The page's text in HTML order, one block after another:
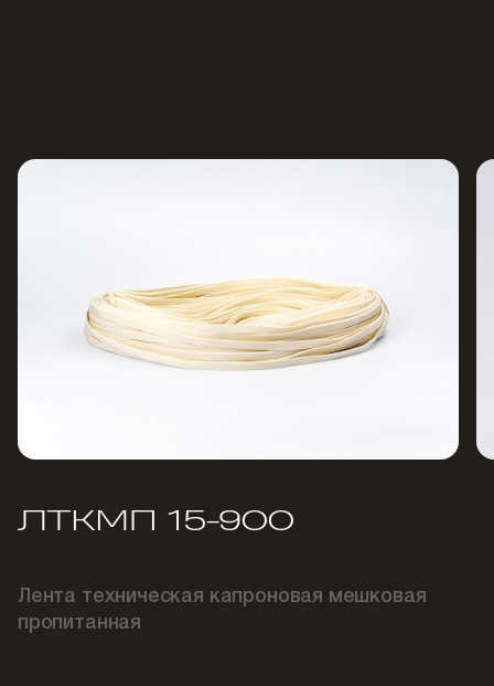
ЛТКМП 15-900
Лента техническая капроновая мешковая
пропитанная